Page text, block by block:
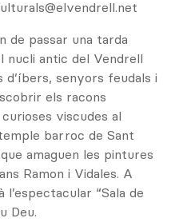
de passar una tarda
nucli antic del Vendrell
senyors feudals i
els racons
viscudes al
barroc de Sant
amaguen les pintures
Ramon i Vidales. A
“Sala de
Deu.